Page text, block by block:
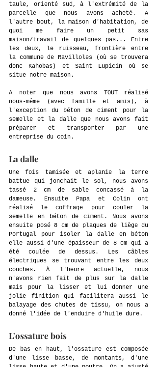
taule, orienté sud, à l'extrémité de la
parcelle que nous avons acheté. A
l'autre bout, la maison d'habitation, de
quoi me faire un petit sas
maison/travail de quelques pas... Entre
les deux, le ruisseau, frontière entre
la commune de Ravilloles (où se trouvera
donc Kahobas) et Saint Lupicin où se
situe notre maison.
A noter que nous avons TOUT réalisé
nous-même (avec famille et amis), à
l'exception du béton de ciment pour la
semelle et la dalle que nous avons fait
préparer et transporter par une
entreprise du coin.
La dalle
Une fois tamisée et aplanie la terre
battue qui jonchait le sol, nous avons
tassé 2 cm de sable concassé à la
dameuse. Ensuite Papa et Colin ont
réalisé le coffrage pour couler la
semelle en béton de ciment. Nous avons
ensuite posé 8 cm de plaques de liège du
Portugal pour isoler la dalle en béton
elle aussi d'une épaisseur de 8 cm qui a
été coulée de dessus. Les câbles
électriques se trouvant entre les deux
couches. À l'heure actuelle, nous
n'avons rien fait de plus sur la dalle
mais pour la lisser et lui donner une
jolie finition qui facilitera aussi le
balayage des chutes de tissu, on nous a
donné l'idée de l'enduire d'huile dure.
L'ossature bois
De bas en haut, l'ossature est composée
d'une lisse basse, de montants, d'une